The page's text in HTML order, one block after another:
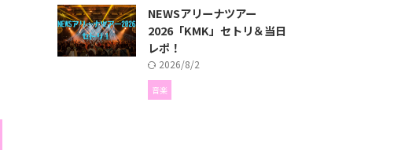
NEWSアリーナツアー
2026「KMK」セトリ＆当日
レポ！
2026/8/2
音楽